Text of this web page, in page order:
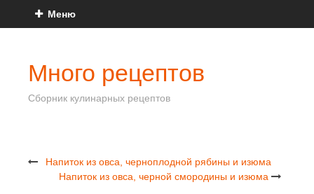
Меню
Много рецептов
Сборник кулинарных рецептов
Напиток из овса, черноплодной рябины и изюма
Напиток из овса, черной смородины и изюма